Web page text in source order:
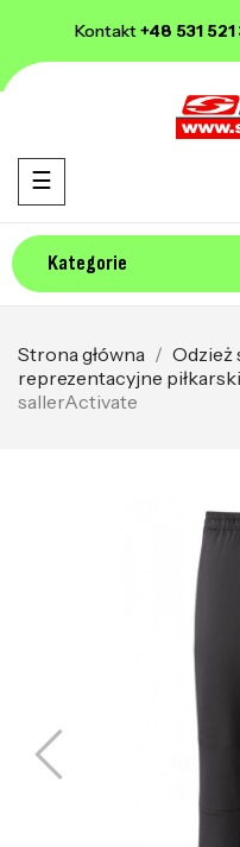
Kontakt+48 531
Kategorie
Toggle navigation
☰
Strona główna Odzież
reprezentacyjne
sallerActivate